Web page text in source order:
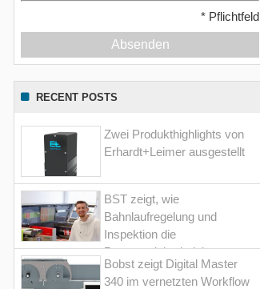
* Pflichtfeld
Absenden
RECENT POSTS
Zwei Produkthighlights von
Erhardt+Leimer ausgestellt
BST zeigt, wie
Bahnlaufregelung und
Inspektion die
Prozesssicherheit im
Converting erhöht
Bobst zeigt Digital Master
340 im vernetzten Workflow